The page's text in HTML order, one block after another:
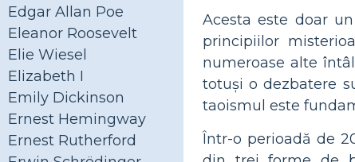
Edgar Allan Poe
Eleanor Roosevelt
Elie Wiesel
Elizabeth I
Emily Dickinson
Ernest Hemingway
Ernest Rutherford
Acesta este doar
principiilor
numeroase alte
totuși o dezbatere
taoismul este
Într-o perioadă de